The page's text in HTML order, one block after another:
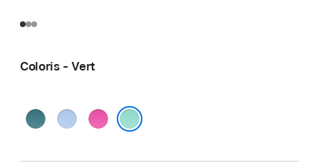
Coloris - Vert
Vert
Bleu Rose